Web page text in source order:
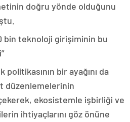
doğru yönde olduğunu
bin teknoloji girişiminin bu
politikasının bir ayağını da
düzenlemelerinin
ekosistemle işbirliği ve
ihtiyaçlarını göz önüne